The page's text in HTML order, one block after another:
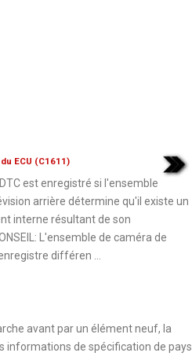
ECU (C1611)
DTC est enregistré si l'ensemble
arrière détermine qu'il existe un
interne résultant de son
L'ensemble de caméra de
différen ...
avant par un élément neuf, la
informations de spécification de pays